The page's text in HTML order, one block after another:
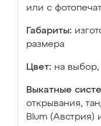
или с
Габариты:
размера
Цвет: на
Выкатные
открывания,
Blum (Австрия)